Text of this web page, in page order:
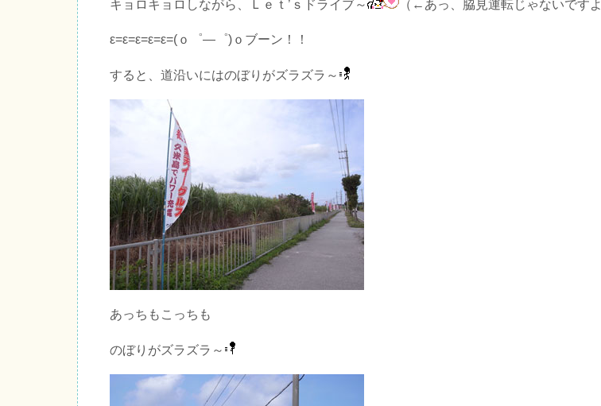
キョロキョロしながら、Ｌｅｔ’ｓドライブ～ （←あっ、脇見運転じゃないですよ
ε=ε=ε=ε=ε=(ｏ゜―゜)ｏブーン！！
すると、道沿いにはのぼりがズラズラ～
あっちもこっちも
のぼりがズラズラ～